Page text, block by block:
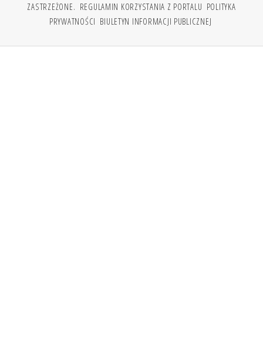
ZASTRZEŻONE. REGULAMIN KORZYSTANIA Z PORTALU POLITYKA
PRYWATNOŚCI BIULETYN INFORMACJI PUBLICZNEJ